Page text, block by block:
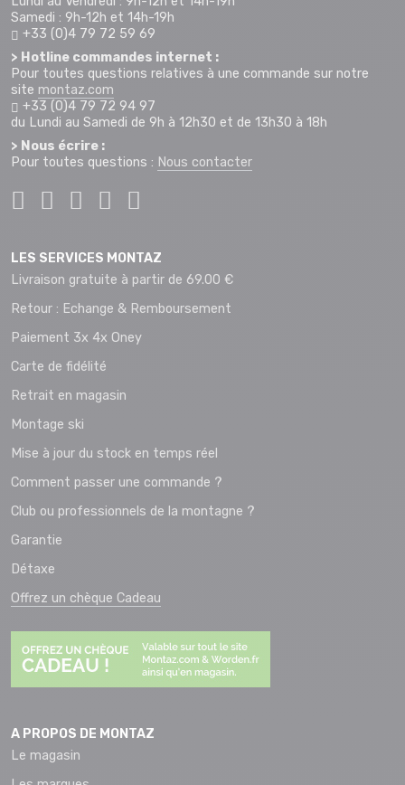
Samedi : 9h-12h et 14h-19h
+33 (0)4 79 72 59 69
> Hotline commandes internet :
Pour toutes questions relatives à une commande sur notre
site montaz.com
+33 (0)4 79 72 94 97
du Lundi au Samedi de 9h à 12h30 et de 13h30 à 18h
> Nous écrire :
Pour toutes questions : Nous contacter
LES SERVICES MONTAZ
Livraison gratuite à partir de 69.00 €
Retour : Echange & Remboursement
Paiement 3x 4x Oney
Carte de fidélité
Retrait en magasin
Montage ski
Mise à jour du stock en temps réel
Comment passer une commande ?
Club ou professionnels de la montagne ?
Garantie
Détaxe
Offrez un chèque Cadeau
A PROPOS DE MONTAZ
Le magasin